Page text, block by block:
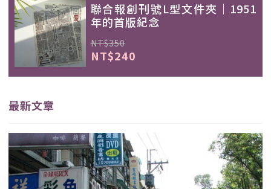
聯合報創刊號L型文件夾｜1951
年的首版紀念
NT$350
NT$240
最新文章